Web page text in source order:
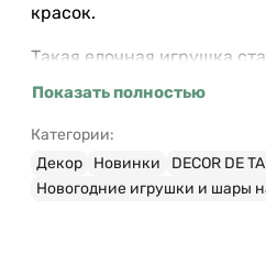
красок.
Такая елочная игрушка
презентом на Новый год.
Показать полностью
Категории:
Декор
Новинки
DECOR DE
Новогодние игрушки и шары